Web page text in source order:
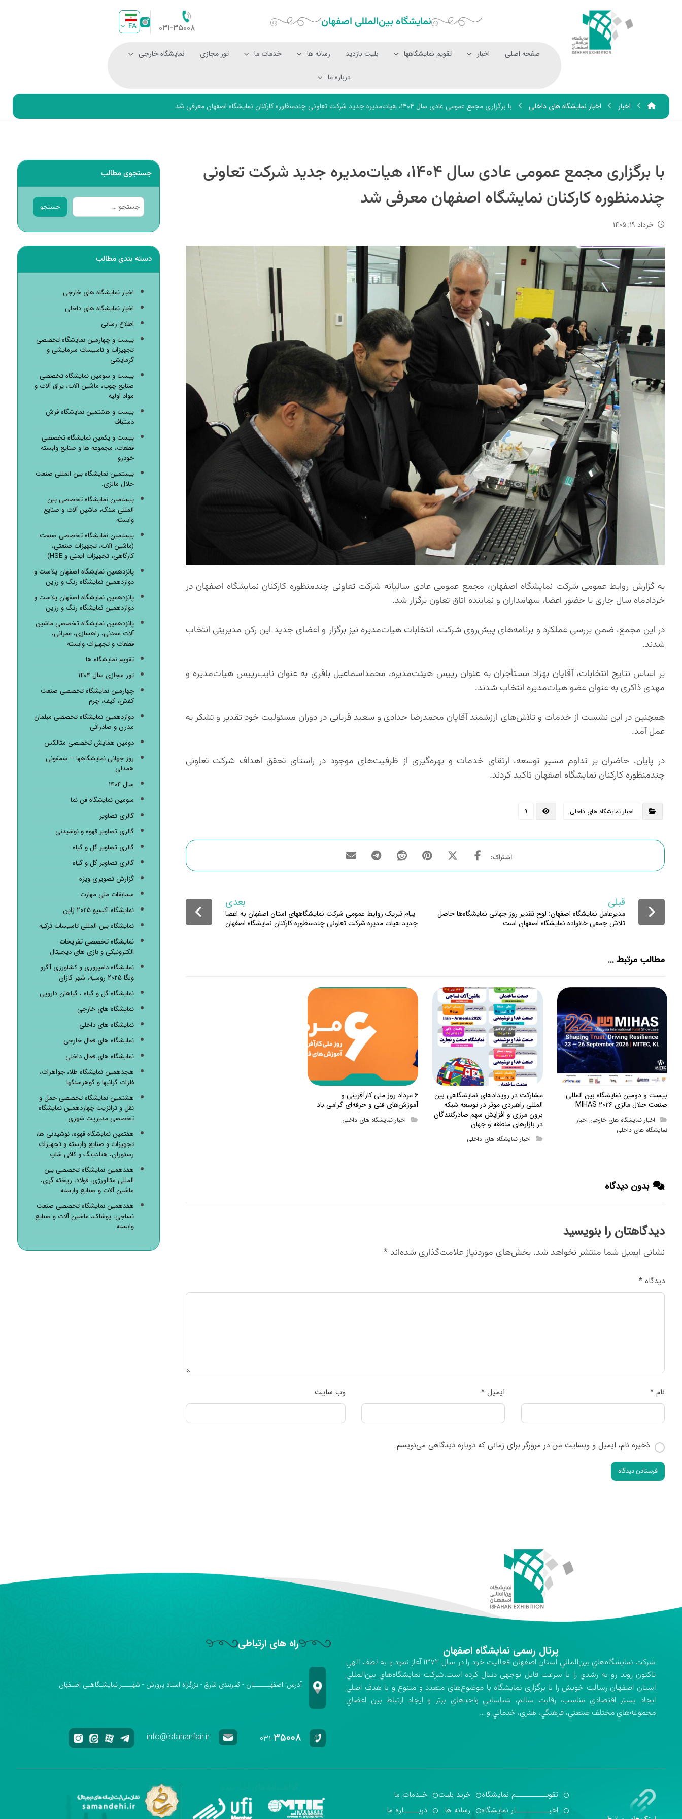
نمایشگاه بین‌المللی‌ اصفهان ۰۳۱-۳۵۰۰۸ FA
صفحه اصلی اخبار تقویم نمایشگاهها بلیت بازدید رسانه ها خدمات ما تور مجازی نمایشگاه خارجی
درباره ما
اخبار اخبار نمایشگاه های داخلی با برگزاری مجمع عمومی عادی سال ۱۴۰۴، هیات‌مدیره جدید شرکت تعاونی چندمنظوره کارکنان نمایشگاه اصفهان معرفی شد
با برگزاری مجمع عمومی عادی سال ۱۴۰۴، هیات‌مدیره جدید شرکت تعاونی
چندمنظوره کارکنان نمایشگاه اصفهان معرفی شد
خرداد ۱۹, ۱۴۰۵
به گزارش روابط عمومی شرکت نمایشگاه اصفهان، مجمع عمومی عادی سالیانه شرکت تعاونی چندمنظوره کارکنان نمایشگاه اصفهان در
خردادماه سال جاری با حضور اعضا، سهامداران و نماینده اتاق تعاون برگزار شد.
در این مجمع، ضمن بررسی عملکرد و برنامه‌های پیش‌روی شرکت، انتخابات هیات‌مدیره نیز برگزار و اعضای جدید این رکن مدیریتی انتخاب
شدند.
بر اساس نتایج انتخابات، آقایان بهزاد مستأجران به عنوان رییس هیئت‌مدیره، محمداسماعیل باقری به عنوان نایب‌رییس هیات‌مدیره و
مهدی ذاکری به عنوان عضو هیات‌مدیره انتخاب شدند.
همچنین در این نشست از خدمات و تلاش‌های ارزشمند آقایان محمدرضا حدادی و سعید قربانی در دوران مسئولیت خود تقدیر و تشکر به
عمل آمد.
در پایان، حاضران بر تداوم مسیر توسعه، ارتقای خدمات و بهره‌گیری از ظرفیت‌های موجود در راستای تحقق اهداف شرکت تعاونی
چندمنظوره کارکنان نمایشگاه اصفهان تاکید کردند.
اخبار نمایشگاه های داخلی ۹
قبلی
مدیرعامل نمایشگاه اصفهان: لوح تقدیر روز جهانی نمایشگاه‌ها حاصل
تلاش جمعی خانواده نمایشگاه اصفهان است
بعدی
پیام تبریک روابط عمومی شرکت نمایشگاههای استان اصفهان به اعضا
جدید هیات مدیره شرکت تعاونی چندمنظوره کارکنان نمایشگاه اصفهان
مطالب مرتبط ...
بیست و دومین نمایشگاه بین المللی
صنعت حلال مالزی MIHAS ۲۰۲۶
اخبار نمایشگاه های خارجی, اخبار
نمایشگاه های داخلی
مشارکت در رویدادهای نمایشگاهی بین
المللی راهبردی موثر در توسعه شبکه
برون مرزی و افزایش سهم صادرکنندگان
در بازارهای منطقه و جهان
اخبار نمایشگاه های داخلی
۶ مرداد روز ملی کارآفرینی و
آموزش‌های فنی و حرفه‌ای گرامی باد
اخبار نمایشگاه های داخلی
بدون دیدگاه
دیدگاهتان را بنویسید
نشانی ایمیل شما منتشر نخواهد شد. بخش‌های موردنیاز علامت‌گذاری شده‌اند *
دیدگاه *
نام * ایمیل * وب‌ سایت
ذخیره نام، ایمیل و وبسایت من در مرورگر برای زمانی که دوباره دیدگاهی می‌نویسم.
فرستادن دیدگاه
جستجوی مطالب
جستجو
دسته بندی مطالب
اخبار نمایشگاه های خارجی
اخبار نمایشگاه های داخلی
اطلاع رسانی
بیست و چهارمین نمایشگاه تخصصی
تجهیزات و تاسیسات سرمایشی و
گرمایشی
بیست و سومین نمایشگاه تخصصی
صنایع چوب، ماشین آلات، یراق آلات و
مواد اولیه
بیست و هشتمین نمایشگاه فرش
دستباف
بیست و یکمین نمایشگاه تخصصی
قطعات، مجموعه ها و صنایع وابسته
خودرو
بیستمین نمایشگاه بین المللی صنعت
حلال مالزی.
بیستمین نمایشگاه تخصصی بین
المللی سنگ، ماشین آلات و صنایع
وابسته
بیستمین نمایشگاه تخصصی صنعت
(ماشین آلات، تجهیزات صنعتی،
کارگاهی، تجهیزات ایمنی و HSE)
پانزدهمین نمایشگاه اصفهان پلاست و
دوازدهمین نمایشگاه رنگ و رزین
پانزدهمین نمایشگاه اصفهان پلاست و
دوازدهمین نمایشگاه رنگ و رزین
پانزدهمین نمایشگاه تخصصی ماشین
آلات معدنی، راهسازی، عمرانی،
قطعات و تجهیزات وابسته
تقویم نمایشگاه ها
تور مجازی سال ۱۴۰۴
چهارمین نمایشگاه تخصصی صنعت
کفش، کیف، چرم
دوازدهمین نمایشگاه تخصصی مبلمان
مدرن و صادراتی
دومین همایش تخصصی متالکس
روز جهانی نمایشگاهها – سمفونی
همدلی
سال ۱۴۰۴
سومین نمایشگاه فن نما
گالری تصاویر
گالری تصاویر قهوه و نوشیدنی
گالری تصاویر گل و گیاه
گالری تصاویر گل و گیاه
گزارش تصویری ویژه
مسابقات ملی مهارت
نمایشگاه اکسپو ۲۰۲۵ ژاپن
نمایشگاه بین المللی تاسیسات ترکیه
نمایشگاه تخصصی تفریحات
الکترونیکی و بازی های دیجیتال
نمایشگاه دامپروری و کشاورزی آگرو
ولگا ۲۰۲۵ روسیه، شهر کازان
نمایشگاه گل و گیاه ، گیاهان دارویی
نمایشگاه های خارجی
نمایشگاه های داخلی
نمایشگاه های فعال خارجی
نمایشگاه های فعال داخلی
هجدهمین نمایشگاه طلا، جواهرات،
فلزات گرانبها و گوهرسنگها
هشتمین نمایشگاه تخصصی حمل و
نقل و ترانزیت چهاردهمین نمایشگاه
تخصصی مدیریت شهری
هفتمین نمایشگاه قهوه، نوشیدنی ها،
تجهیزات و صنایع وابسته و تجهیزات
رستوران، هتلدینگ و کافی شاپ
هفدهمین نمایشگاه تخصصی بین
المللی متالورژی، فولاد، ریخته گری،
ماشین آلات و صنایع وابسته
هفدهمین نمایشگاه تخصصی صنعت
نساجی، پوشاک، ماشین آلات و صنایع
وابسته
پرتال رسمی نمایشگاه اصفهان
شركت نمايشگاه‌هاي بين‌المللي استان اصفهان فعاليت خود را در سال ۱۳۷۲ آغاز نمود و به لطف الهي
تاكنون روند رو به رشدي را با سرعت قابل توجهي دنبال كرده است.شركت نمايشگاه‌هاي بين‌المللي
استان اصفهان رسالت خويش را با برگزاري نمايشگاه با موضوع‌هاي متعدد و متنوع و با هدف اصلي
ايجاد بستر اقتصادي مناسب، رقابت سالم، شناسايي واحدهاي برتر و ايجاد ارتباط بين اعضاي
مجموعه‌هاي مختلف صنعتي، فرهنگي، هنري، خدماتي و …
راه های ارتباطی
آدرس: اصفهـــــــان - کمربندی شرق - بزرگراه استاد پرورش - شهــــر نمایشـگاهـی اصـفهان
۰۳۱-۳۵۰۰۸ info@isfahanfair.ir
تقویــــــــــم نمایشگاه
اخبـــــــــــار نمایشگاه
خرید بلیت
رسانه ها
خـدمات ما
دربـــــاره ما